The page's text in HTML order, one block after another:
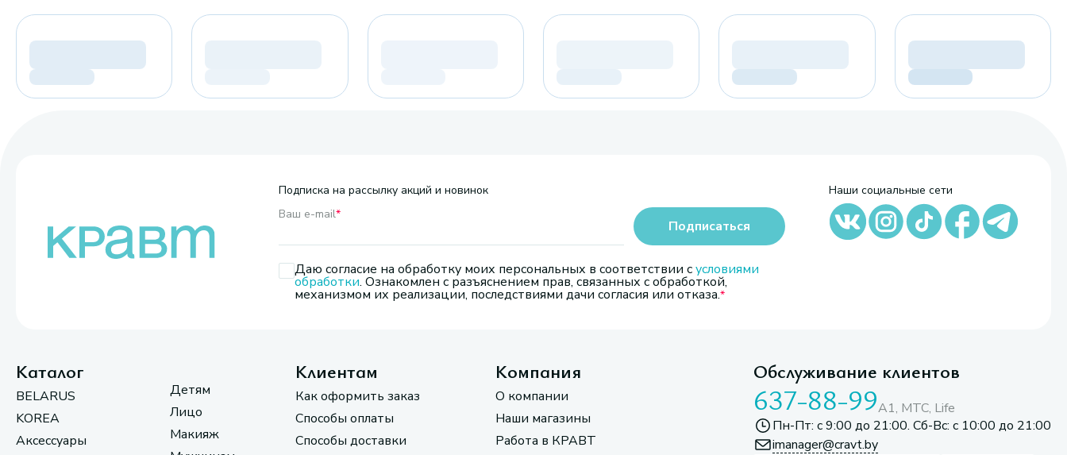
Подписка на рассылку акций и новинок
Ваш e-mail*
Даю согласие на обработку моих персональных в соответствии сусловиями
обработки. Ознакомлен с разъяснением прав, связанных с обработкой,
механизмом их реализации, последствиями дачи согласия или отказа.
Подписаться
Наши социальные сети
Каталог
BELARUS
KOREA
Аксессуары
Детям
Лицо
Макияж
Клиентам
Как оформить заказ
Способы оплаты
Способы доставки
Компания
О компании
Наши магазины
Работа в КРАВТ
Обслуживание клиентов
637-88-99A1, МТС, Life
Пн-Пт: с 9:00 до 21:00. Сб-Вс: с 10:00 до 21:00
imanager@cravt.by